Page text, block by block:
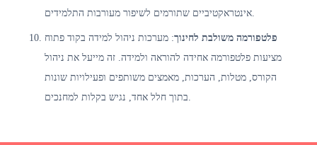
פלטפורמה משולבת לחינוך: מערכות ניהול למידה בקוד פתוח
מציעות פלטפורמה אחידה להוראה ולמידה. זה מייעל את ניהול
הקורס, מטלות, הערכות, מאמצים משותפים ופעילויות שונות